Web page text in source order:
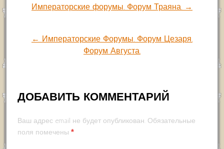
Навигация
Императорские форумы. Форум Траяна. →
← Императорские Форумы. Форум Цезаря.
Форум Августа.
ДОБАВИТЬ КОММЕНТАРИЙ
Ваш адрес email не будет опубликован. Обязательные
поля помечены *